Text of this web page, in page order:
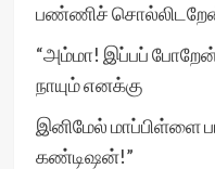
பண்ணிச்
“அம்மா! இப்பப்
நாயும் எனக்கு
இனிமேல் மாப்பிள்ளை
கண்டிஷன்!”